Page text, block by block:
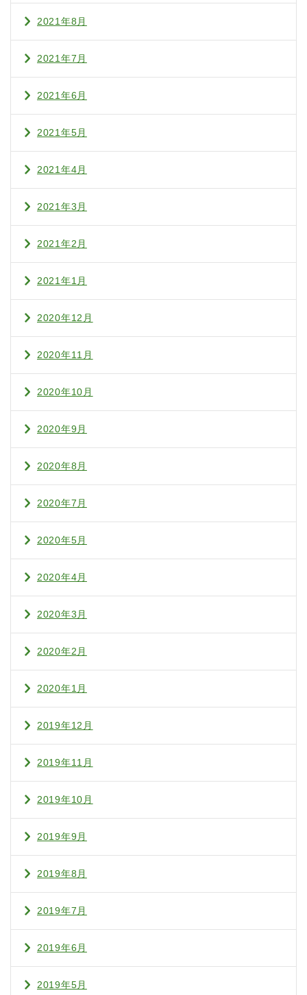
2021年8月
2021年7月
2021年6月
2021年5月
2021年4月
2021年3月
2021年2月
2021年1月
2020年12月
2020年11月
2020年10月
2020年9月
2020年8月
2020年7月
2020年5月
2020年4月
2020年3月
2020年2月
2020年1月
2019年12月
2019年11月
2019年10月
2019年9月
2019年8月
2019年7月
2019年6月
2019年5月